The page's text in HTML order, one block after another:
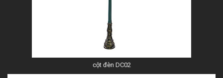
cột đèn DC02